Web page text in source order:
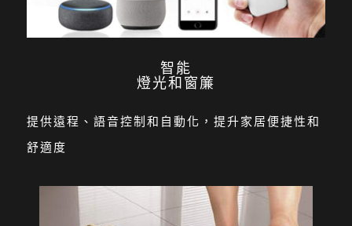
智能
燈光和窗簾
提供遠程、語音控制和自動化，提升家居便捷性和
舒適度